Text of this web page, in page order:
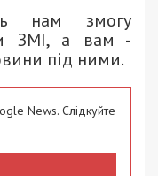
нам змогу
ЗМІ, а вам -
під ними.
News. Слідкуйте